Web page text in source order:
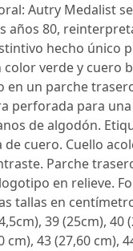
Autry Medalist
años 80,
hecho único
color verde y cuero
en un parche
perforada para
de algodón.
de cuero. Cuello
Parche
en relieve.
tallas en
39 (25cm), 40
cm), 43 (27,60 cm),